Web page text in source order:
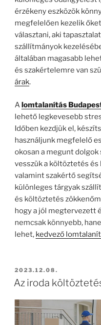
érzékeny eszközök
megfelelően kezelik
választani, aki
szállítmányok
általában magasabb
és szakértelemre van
árak.
A lomtalanítás
lehető legkevesebb
Időben kezdjük el,
használjunk megfelelő
okosan a megunt
vesszük a költöztetés
valamint szakértő
különleges tárgyak
és költöztetés
hogy a jól megtervezett
nemcsak könnyebb,
lehet, kedvező
BEKÜLDVE:
2023.12.08.
Az iroda